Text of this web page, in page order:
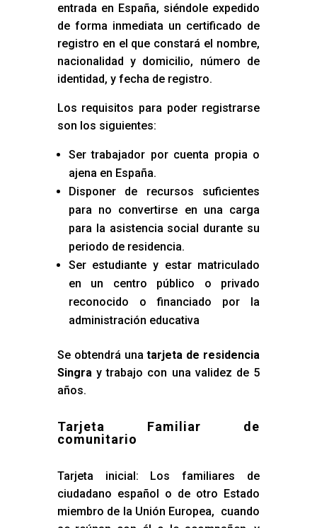
entrada en España, siéndole expedido
de forma inmediata un certificado de
registro en el que constará el nombre,
nacionalidad y domicilio, número de
identidad, y fecha de registro.
Los requisitos para poder registrarse
son los siguientes:
Ser trabajador por cuenta propia o
ajena en España.
Disponer de recursos suficientes
para no convertirse en una carga
para la asistencia social durante su
periodo de residencia.
Ser estudiante y estar matriculado
en un centro público o privado
reconocido o financiado por la
administración educativa
Se obtendrá unatarjeta de residencia
Singra y trabajo con una validez de 5
años.
Tarjeta Familiar de
comunitario
Tarjeta inicial: Los familiares de
ciudadano español o de otro Estado
miembro de la Unión Europea, cuando